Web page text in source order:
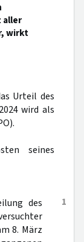
aller
wirkt
Urteil des
wird als
seines
1
des
8. März